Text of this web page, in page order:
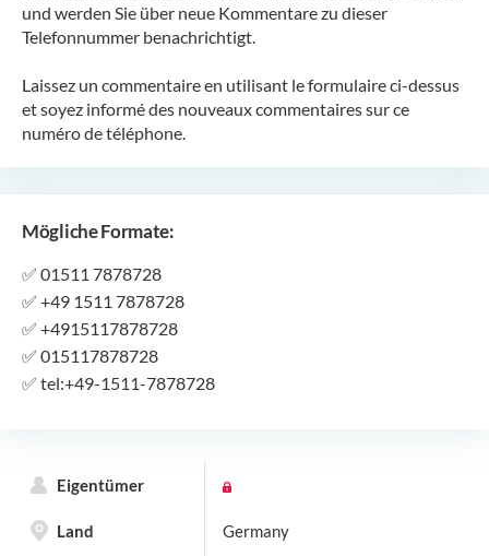
und werden Sie über neue Kommentare zu dieser
Telefonnummer benachrichtigt.
Laissez un commentaire en utilisant le formulaire ci-dessus
et soyez informé des nouveaux commentaires sur ce
numéro de téléphone.
Mögliche Formate:
✅ 01511 7878728
✅ +49 1511 7878728
✅ +4915117878728
✅ 015117878728
✅ tel:+49-1511-7878728
Eigentümer
Land Germany